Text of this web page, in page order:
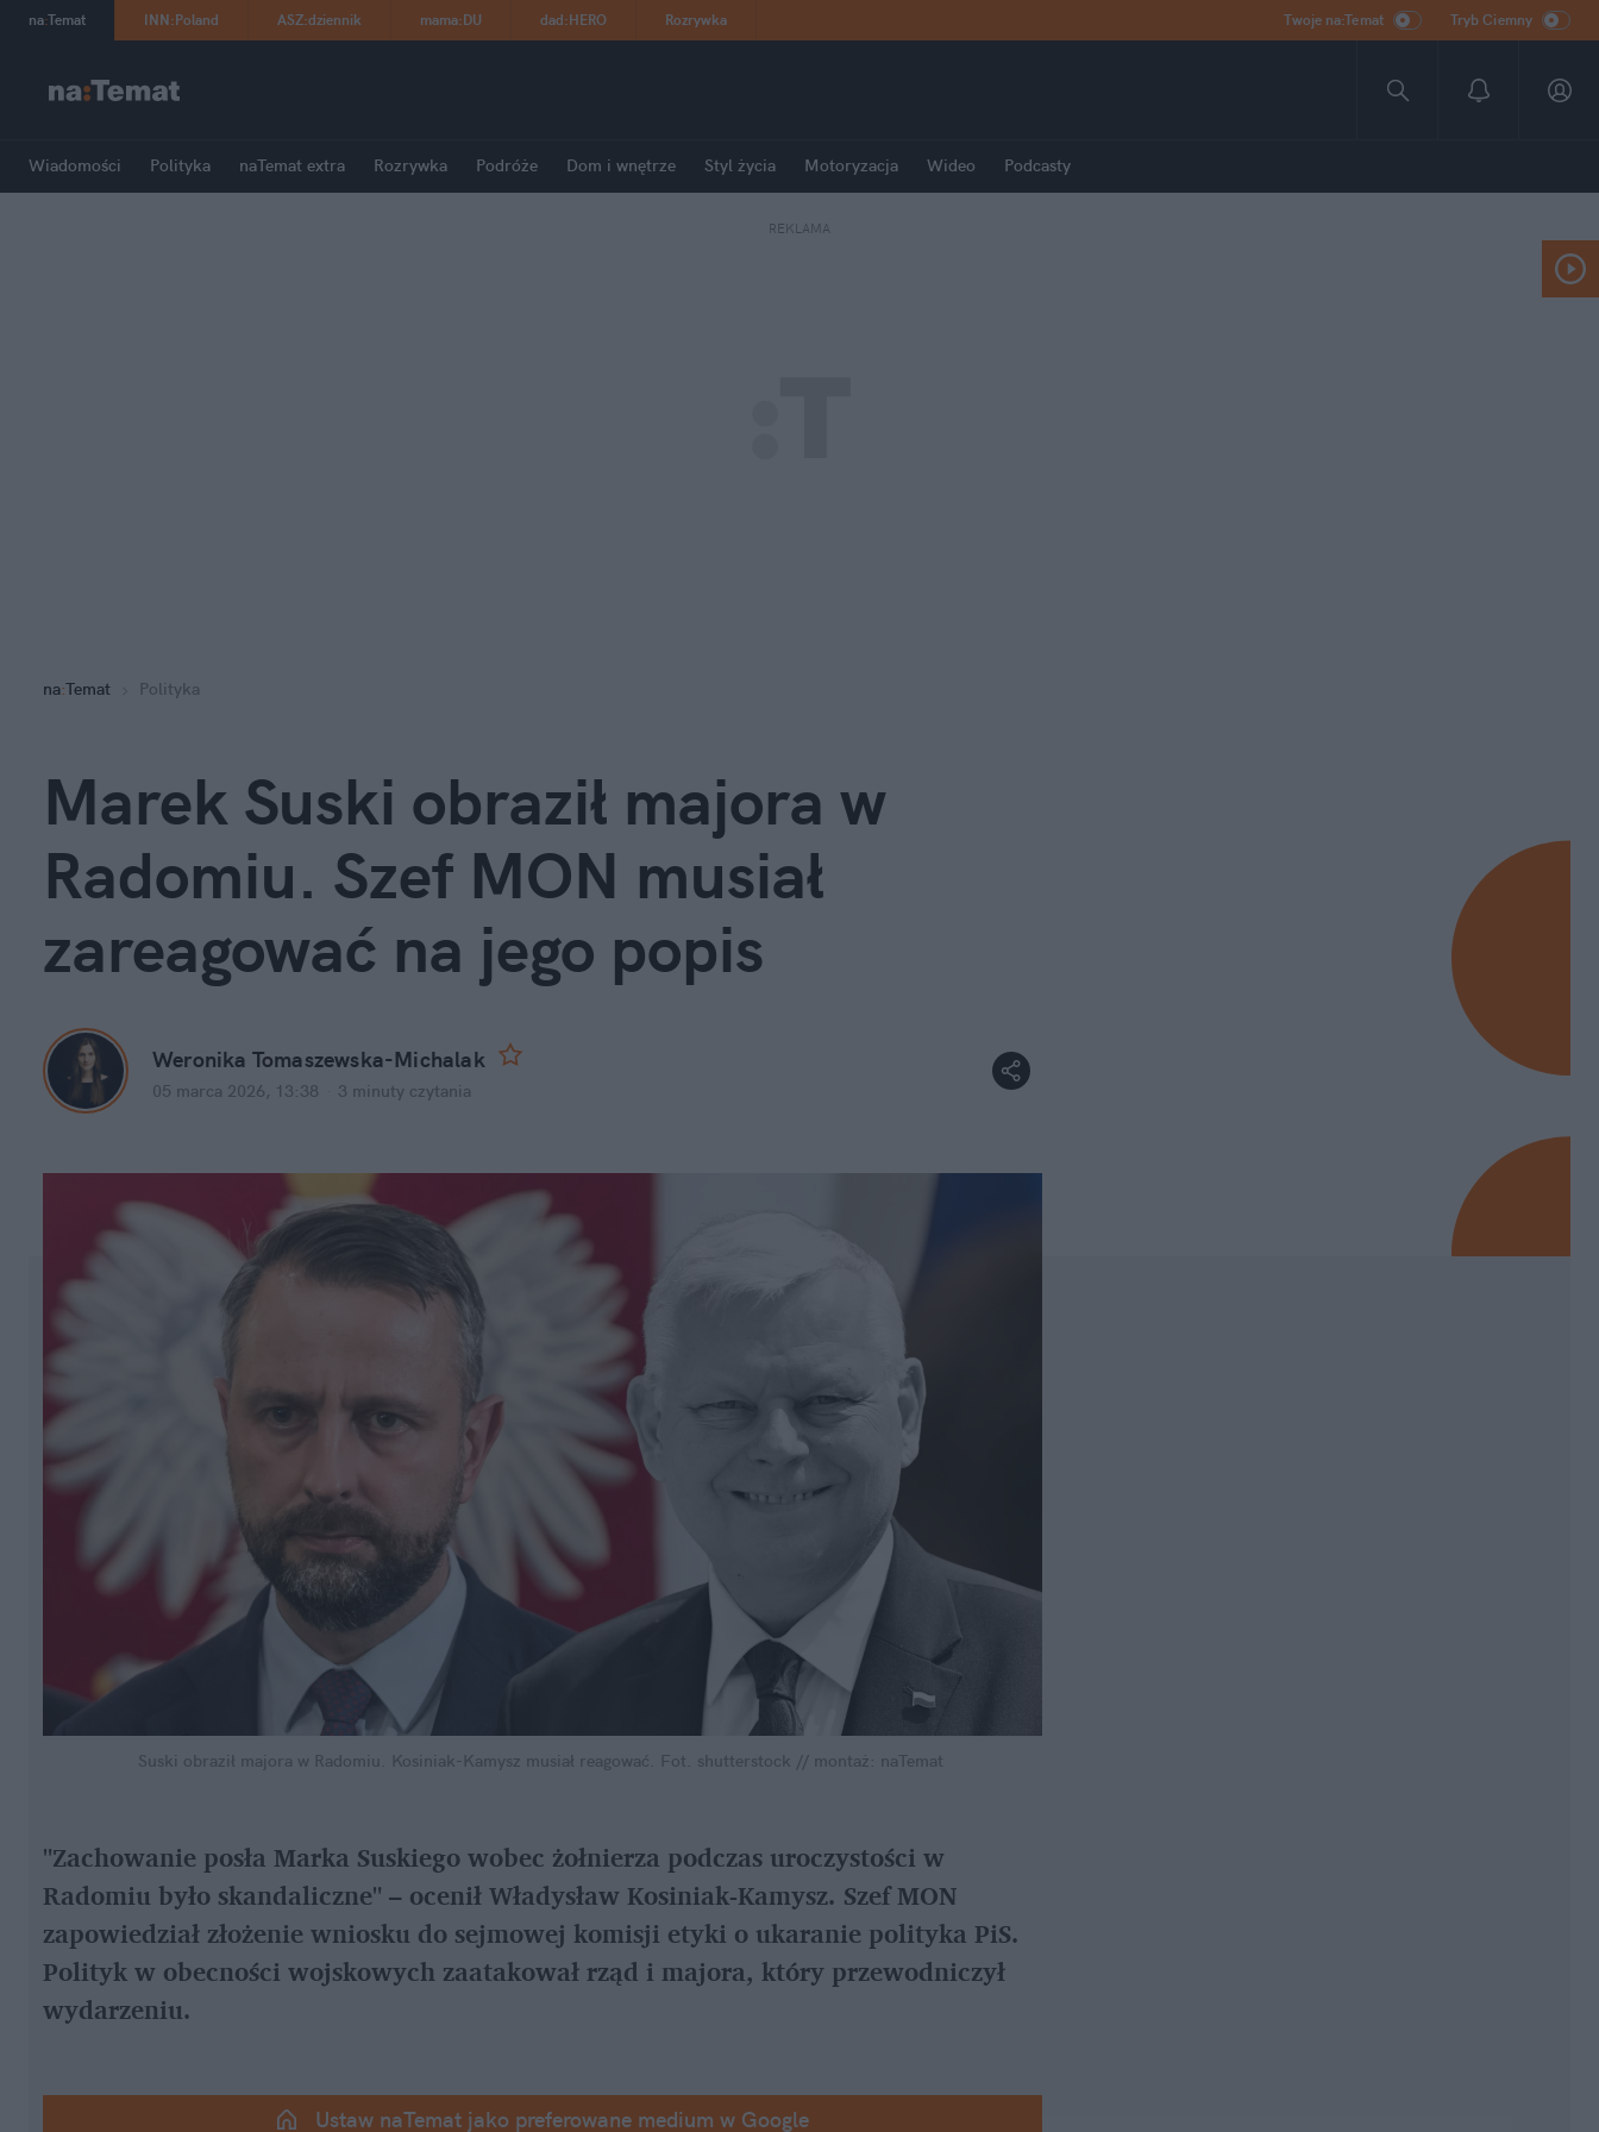
na:Temat INN:Poland ASZ:dziennik mama:DU dad:HERO Rozrywka Twoje na:Temat Tryb Ciemny
Wiadomości Polityka naTemat extra Rozrywka Podróże Dom i wnętrze Styl życia Motoryzacja Wideo Podcasty
REKLAMA
na:Temat Polityka
Marek Suski obraził majora w
Radomiu. Szef MON musiał
zareagować na jego popis
Weronika Tomaszewska-Michalak
05 marca 2026, 13:38 3 minuty czytania
Suski obraził majora w Radomiu. Kosiniak-Kamysz musiał reagować. Fot. shutterstock // montaż: naTemat
"Zachowanie posła Marka Suskiego wobec żołnierza podczas uroczystości w
Radomiu było skandaliczne" – ocenił Władysław Kosiniak-Kamysz. Szef MON
zapowiedział złożenie wniosku do sejmowej komisji etyki o ukaranie polityka PiS.
Polityk w obecności wojskowych zaatakował rząd i majora, który przewodniczył
wydarzeniu.
Ustaw naTemat jako preferowane medium w Google